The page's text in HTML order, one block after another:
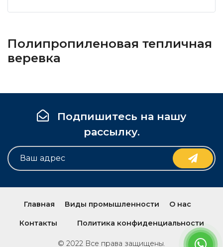
Полипропиленовая тепличная
веревка
Подпишитесь на нашу
рассылку.
Главная Виды промышленности О нас
Контакты Политика конфиденциальности
© 2022 Все права защищены.